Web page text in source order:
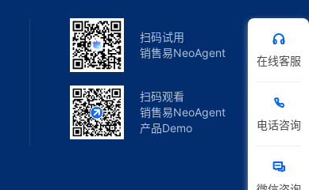
扫码试用
销售易NeoAgent
扫码观看
销售易NeoAgent
产品Demo
在线客服
电话咨询